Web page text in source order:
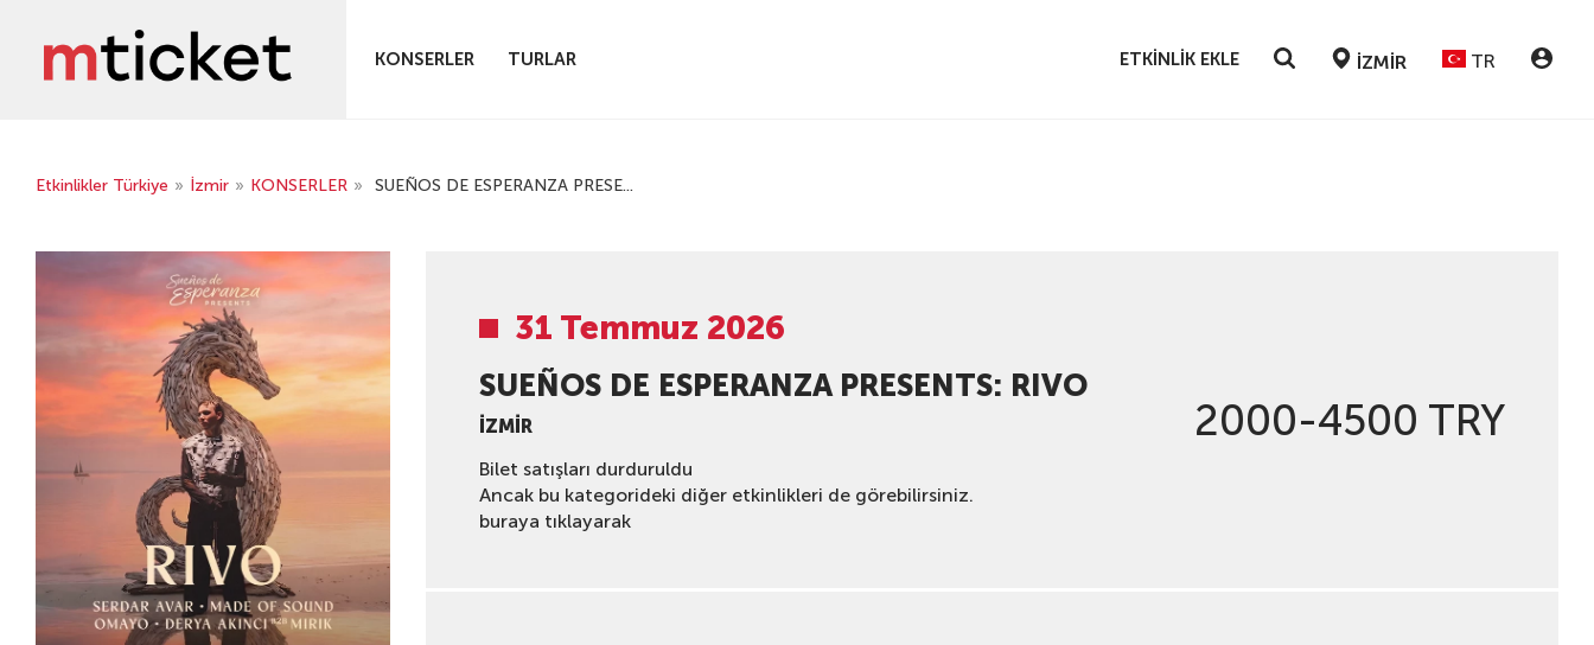
KONSERLER TURLAR ETKINLIK EKLE İZMIR TR
Etkinlikler Türkiye » İzmir » KONSERLER » SUEÑOS DE ESPERANZA PRESE...
31 Temmuz 2026
SUEÑOS DE ESPERANZA PRESENTS: RIVO
İZMIR
Bilet satışları durduruldu
Ancak bu kategorideki diğer etkinlikleri de görebilirsiniz.
buraya tıklayarak
2000-4500 TRY